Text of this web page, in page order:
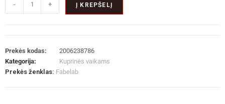
- + Į KREPŠELĮ
Prekės kodas:
2006238786
Kategorija:
Kuprinės vaikams
Prekės ženklas: Fabelab